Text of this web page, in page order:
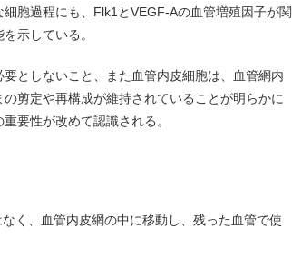
胞過程にも、Flk1とVEGF-Aの血管増殖因子が関
示している。
としないこと、また血管内皮細胞は、血管網内
剪定や再構成が維持されていることが明らかに
要性が改めて認識される。
く、血管内皮網の中に移動し、残った血管で使